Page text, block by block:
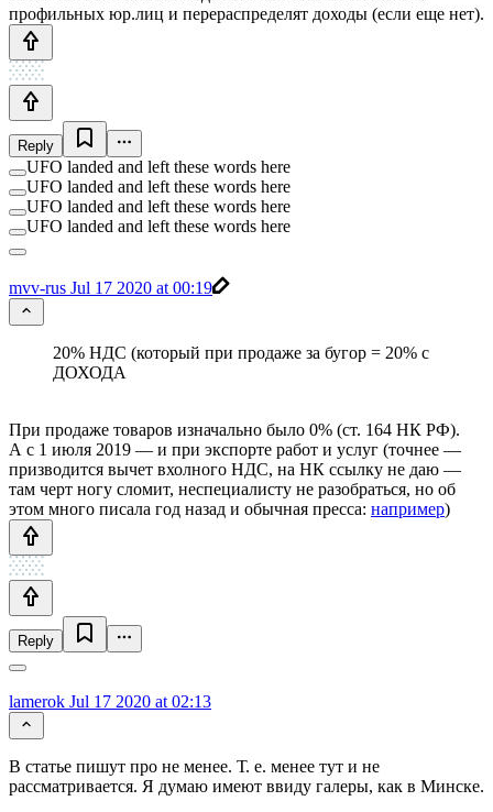
профильных юр.лиц и перераспределят доходы (если еще нет).
Reply
UFO landed and left these words here
UFO landed and left these words here
UFO landed and left these words here
UFO landed and left these words here
mvv-rus Jul 17 2020 at 00:19
20% НДС (который при продаже за бугор = 20% с
ДОХОДА
При продаже товаров изначально было 0% (ст. 164 НК РФ).
А с 1 июля 2019 — и при экспорте работ и услуг (точнее —
призводится вычет вхолного НДС, на НК ссылку не даю —
там черт ногу сломит, неспециалисту не разобраться, но об
этом много писала год назад и обычная пресса: например)
Reply
lamerok Jul 17 2020 at 02:13
В статье пишут про не менее. Т. е. менее тут и не
рассматривается. Я думаю имеют ввиду галеры, как в Минске.